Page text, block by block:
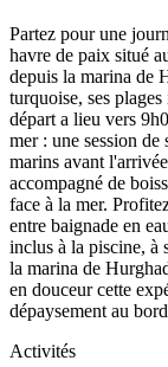
Partez pour une
havre de paix situé
depuis la marina de
turquoise, ses
départ a lieu vers
mer : une session
marins avant
accompagné de
face à la mer.
entre baignade en
inclus à la piscine, à
la marina de
en douceur cette
dépaysement au
Activités